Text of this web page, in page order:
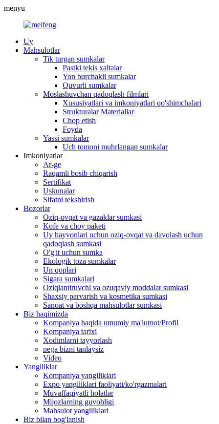
menyu
Uy
Mahsulotlar
Tik turgan sumkalar
Pastki tekis xaltalar
Yon burchakli sumkalar
Quvurli sumkalar
Moslashuvchan qadoqlash filmlari
Xususiyatlari va imkoniyatlari qo'shimchalari
Strukturalar Materiallar
Chop etish
Foyda
Yassi sumkalar
Uch tomoni muhrlangan sumkalar
Imkoniyatlar
Ar-ge
Raqamli bosib chiqarish
Sertifikat
Uskunalar
Sifatni tekshirish
Bozorlar
Oziq-ovqat va gazaklar sumkasi
Kofe va choy paketi
Uy hayvonlari uchun oziq-ovqat va davolash uchun
qadoqlash sumkasi
O'g'it uchun sumka
Ekologik toza sumkalar
Un qoplari
Sigara sumkalari
Oziqlantiruvchi va ozuqaviy moddalar sumkasi
Shaxsiy parvarish va kosmetika sumkasi
Sanoat va boshqa mahsulotlar sumkasi
Biz haqimizda
Kompaniya haqida umumiy ma'lumot/Profil
Kompaniya tarixi
Xodimlarni tayyorlash
nega bizni tanlaysiz
Video
Yangiliklar
Kompaniya yangiliklari
Expo yangiliklari faoliyati/ko'rgazmalari
Muvaffaqiyatli holatlar
Mijozlarning guvohligi
Mahsulot yangiliklari
Biz bilan bog'lanish